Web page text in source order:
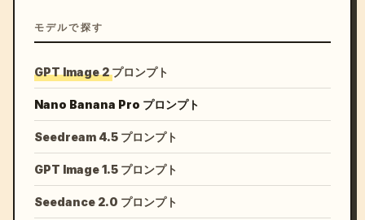
モデルで探す
GPT Image 2 プロンプト
Nano Banana Pro プロンプト
Seedream 4.5 プロンプト
GPT Image 1.5 プロンプト
Seedance 2.0 プロンプト